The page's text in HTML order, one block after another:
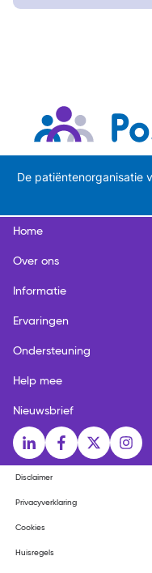
De patiëntenorganisatie
Home
Over ons
Informatie
Ervaringen
Ondersteuning
Help mee
Nieuwsbrief
Social media
LinkedInFacebook
X
Disclaimer
Privacyverklaring
Cookies
Huisregels